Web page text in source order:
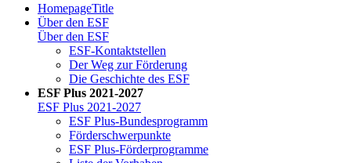
HomepageTitle
Über den ESF
Über den ESF
ESF-Kon­takt­stel­len
Der Weg zur För­de­rung
Die Ge­schich­te des ESF
ESF Plus 2021-2027
ESF Plus 2021-2027
ESF Plus-Bun­des­pro­gramm
För­der­schwer­punk­te
ESF Plus-För­der­pro­gram­me